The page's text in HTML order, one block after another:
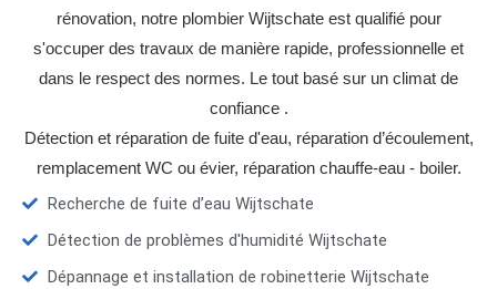
rénovation, notre plombier Wijtschate est qualifié pour
s'occuper des travaux de manière rapide, professionnelle et
dans le respect des normes. Le tout basé sur un climat de
confiance .
Détection et réparation de fuite d'eau, réparation d’écoulement,
remplacement WC ou évier, réparation chauffe-eau - boiler.
Recherche de fuite d’eau Wijtschate
Détection de problèmes d'humidité Wijtschate
Dépannage et installation de robinetterie Wijtschate